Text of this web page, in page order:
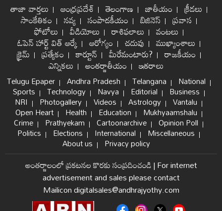
తాజా వార్తలు ఆంధ్రప్రదేశ్ తెలంగాణ జాతీయం క్రీడలు
సాంకేతికం నవ్య సంపాదకీయం బిజినెస్ ప్రవాస
ఫోటోలు వీడియోలు రాశిఫలాలు వంటలు
ఓపెన్ హార్ట్ విత్ ఆర్కే ఆరోగ్యం చదువు ముఖ్యాంశాలు
క్రైమ్ ప్రత్యేకం కార్టూన్ మీరేమంటారు? రాజకీయం
ఎన్నికలు అంతర్జాతీయం ఇతరాలు
Telugu Epaper Andhra Pradesh Telangana National
Sports Technology Navya Editorial Business
NRI Photogallery Videos Astrology Vantalu
Open Heart Health Education Mukhyaamshalu
Crime Prathyekam Cartoonarchive Opinion Poll
Politics Elections International Miscellaneous
About us Privacy policy
అంతర్జాలంలో ప్రకటనల కొరకు సంప్రదించండి|For internet
advertisement and sales please contact
Mailicon digitalsales@andhrajyothy.com